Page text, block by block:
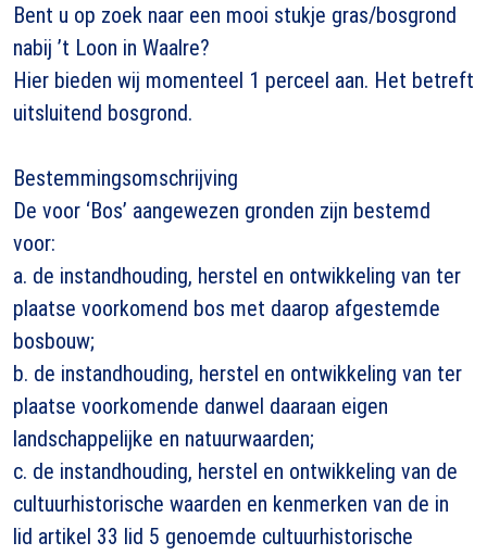
Bent u op zoek naar een mooi stukje gras/bosgrond
nabij ’t Loon in Waalre?
Hier bieden wij momenteel 1 perceel aan. Het betreft
uitsluitend bosgrond.
Bestemmingsomschrijving
De voor ‘Bos’ aangewezen gronden zijn bestemd
voor:
a. de instandhouding, herstel en ontwikkeling van ter
plaatse voorkomend bos met daarop afgestemde
bosbouw;
b. de instandhouding, herstel en ontwikkeling van ter
plaatse voorkomende danwel daaraan eigen
landschappelijke en natuurwaarden;
c. de instandhouding, herstel en ontwikkeling van de
cultuurhistorische waarden en kenmerken van de in
lid artikel 33 lid 5 genoemde cultuurhistorische